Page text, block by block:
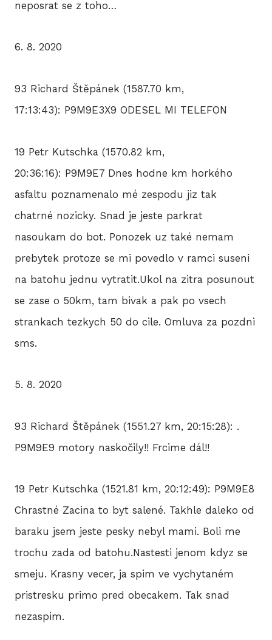
neposrat se z toho…
6. 8. 2020
93 Richard Štěpánek (1587.70 km,
17:13:43): P9M9E3X9 ODESEL MI TELEFON
19 Petr Kutschka (1570.82 km,
20:36:16): P9M9E7 Dnes hodne km horkého
asfaltu poznamenalo mé zespodu jiz tak
chatrné nozicky. Snad je jeste parkrat
nasoukam do bot. Ponozek uz také nemam
prebytek protoze se mi povedlo v ramci suseni
na batohu jednu vytratit.Ukol na zitra posunout
se zase o 50km, tam bivak a pak po vsech
strankach tezkych 50 do cile. Omluva za pozdni
sms.
5. 8. 2020
93 Richard Štěpánek (1551.27 km, 20:15:28): .
P9M9E9 motory naskočily!! Frcime dál!!
19 Petr Kutschka (1521.81 km, 20:12:49): P9M9E8
Chrastné Zacina to byt salené. Takhle daleko od
baraku jsem jeste pesky nebyl mami. Boli me
trochu zada od batohu.Nastesti jenom kdyz se
smeju. Krasny vecer, ja spim ve vychytaném
pristresku primo pred obecakem. Tak snad
nezaspim.